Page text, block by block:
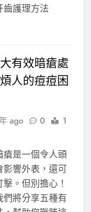
齒護理方法
有效暗瘡處
人的痘痘困
ago 0
1
瘡是一個令人頭
影響外表，還可
。但別擔心！
們將分享五種有